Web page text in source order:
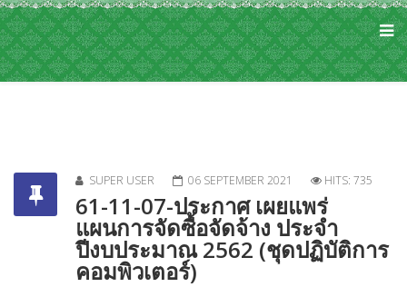
SUPER USER 06 SEPTEMBER 2021 HITS: 735
61-11-07-ประกาศ เผยแพร่
แผนการจัดซื้อจัดจ้าง ประจำ
ปีงบประมาณ 2562 (ชุดปฏิบัติการ
คอมพิวเตอร์)